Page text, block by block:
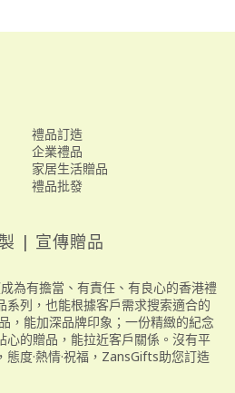
禮品訂造
企業禮品
家居生活贈品
禮品批發
| 宣傳贈品
為有擔當、有責任、有良心的香港禮
系列，也能根據客戶需求搜索適合的
，能加深品牌印象；一份精緻的紀念
心的贈品，能拉近客戶關係。沒有平
度·熱情·祝福，ZansGifts助您訂造